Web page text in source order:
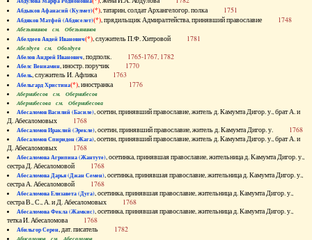
Абдыков Афанасий (Кулмет)(*), татарин, солдат Архангелогор. полка 1751
Абдяков Матфей (Абдяселет)(*), прядильщик Адмиралтейства, принявший православие 1748
Абезьянинов см. Обезьянинов
Абелдеев Авдей Иванович(*), служитель П.Ф. Хитровой 1781
Абелдуев см. Оболдуев
Абелов Андрей Иванович, подполк. 1765-1767, 1782
Абелс Вениамин, иностр. поручик 1770
Абель, служитель И. Афлика 1763
Абельгард Христина(*), иностранка 1776
Абернибесов см. Обернибесов
Абернибесова см. Обернибесова
Абесаломов Василий (Басиле), осетин, принявший православие, житель д. Камумта Дигор. у., брат А. и
Д. Абесаломовых 1768
Абесаломов Ираклий (Эрекле), осетин, принявший православие, житель д. Камумта Дигор. у. 1768
Абесаломов Спиридон (Жага), осетин, принявший православие, житель д. Камумта Дигор. у., брат А. и
Д. Абесаломовых 1768
Абесаломова Агрипина (Жантуте), осетинка, принявшая православие, жительница д. Камумта Дигор. у.,
сестра Д. Абесаломовой 1768
Абесаломова Дарья (Джан Семен), осетинка, принявшая православие, жительница д. Камумта Дигор. у.,
сестра А. Абесаломовой 1768
Абесаломова Елизавета (Дуга), осетинка, принявшая православие, жительница д. Камумта Дигор. у.,
сестра В., С., А. и Д. Абесаломовых 1768
Абесаломова Фекла (Жамкис), осетинка, принявшая православие, жительница д. Камумта Дигор. у.,
тетка И. Абесаломова 1768
Абильгор Серен, дат. писатель 1782